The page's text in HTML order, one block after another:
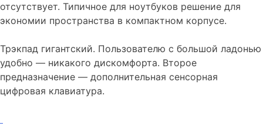
отсутствует. Типичное для ноутбуков решение для
экономии пространства в компактном корпусе.
Трэкпад гигантский. Пользователю с большой ладонью
удобно — никакого дискомфорта. Второе
предназначение — дополнительная сенсорная
цифровая клавиатура.